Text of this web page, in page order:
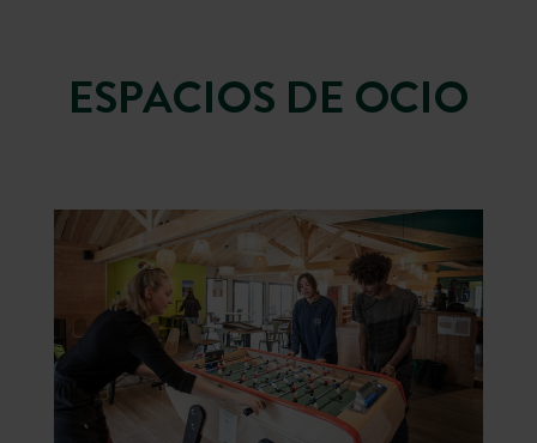
CINE AL AIRE LIBRE
Disfruta (tal vez de nuevo) de un clásico del cine
bajo el cielo estrellado.
ESPECTÁCULOS
Cuando cae la noche, pequeños y no tan
pequeños podrán disfrutar de cuentos y teatro
ESPACIOS DE OCIO